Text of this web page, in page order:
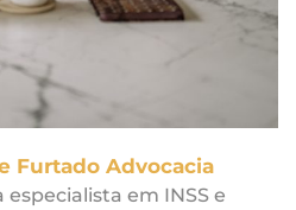
Furtado Advocacia
em INSS e